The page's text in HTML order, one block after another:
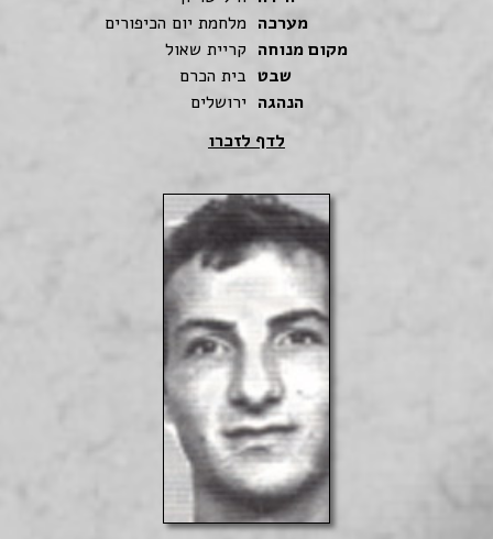
מערכה מלחמת יום הכיפורים
מקום מנוחה קריית שאול
שבט בית הכרם
הנהגה ירושלים
לדף לזכרו